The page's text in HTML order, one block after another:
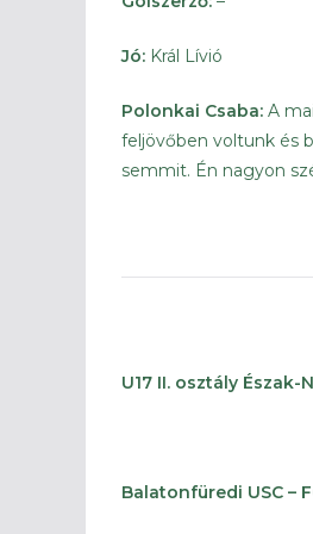
Jó: Král Lívió
Polonkai Csaba: A
feljövőben voltunk és
semmit. Én nagyon
U17 II. osztály Észak-
Balatonfüredi USC –